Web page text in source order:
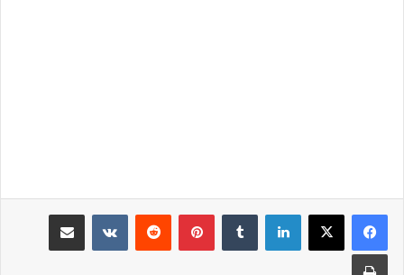
لينكدإن بينتيريست